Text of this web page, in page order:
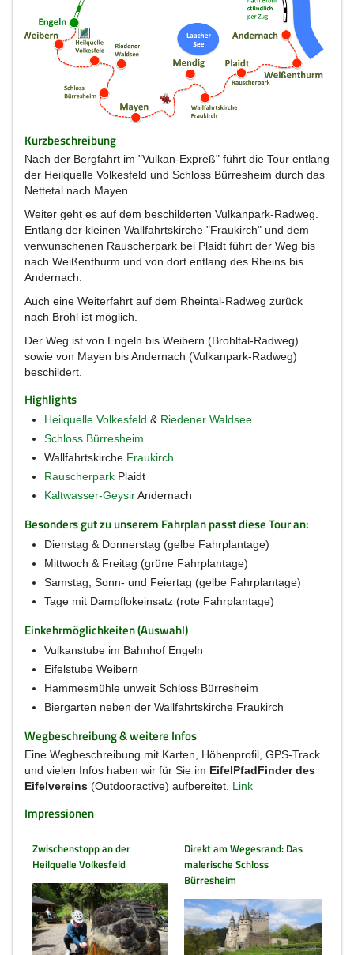
Kurzbeschreibung
Nach der Bergfahrt im "Vulkan-Expreß" führt die Tour entlang
der Heilquelle Volkesfeld und Schloss Bürresheim durch das
Nettetal nach Mayen.
Weiter geht es auf dem beschilderten Vulkanpark-Radweg.
Entlang der kleinen Wallfahrtskirche "Fraukirch" und dem
verwunschenen Rauscherpark bei Plaidt führt der Weg bis
nach Weißenthurm und von dort entlang des Rheins bis
Andernach.
Auch eine Weiterfahrt auf dem Rheintal-Radweg zurück
nach Brohl ist möglich.
Der Weg ist von Engeln bis Weibern (Brohltal-Radweg)
sowie von Mayen bis Andernach (Vulkanpark-Radweg)
beschildert.
Highlights
Heilquelle Volkesfeld & Riedener Waldsee
Schloss Bürresheim
Wallfahrtskirche Fraukirch
Rauscherpark Plaidt
Kaltwasser-GeysirAndernach
Besonders gut zu unserem Fahrplan passt diese Tour an:
Dienstag & Donnerstag (gelbe Fahrplantage)
Mittwoch & Freitag (grüne Fahrplantage)
Samstag, Sonn- und Feiertag (gelbe Fahrplantage)
Tage mit Dampflokeinsatz (rote Fahrplantage)
Einkehrmöglichkeiten (Auswahl)
Vulkanstube im Bahnhof Engeln
Eifelstube Weibern
Hammesmühle unweit Schloss Bürresheim
Biergarten neben der Wallfahrtskirche Fraukirch
Wegbeschreibung & weitere Infos
Eine Wegbeschreibung mit Karten, Höhenprofil, GPS-Track
und vielen Infos haben wir für Sie im EifelPfadFinder des
Eifelvereins (Outdooractive) aufbereitet. Link
Impressionen
Zwischenstopp an der
Heilquelle Volkesfeld
Direkt am Wegesrand: Das
malerische Schloss
Bürresheim